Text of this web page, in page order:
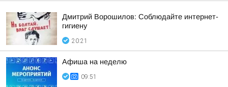
Дмитрий Ворошилов: Соблюдайте интернет-
гигиену
20:21
Афиша на неделю
09:51